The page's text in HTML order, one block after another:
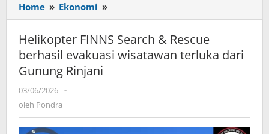
Home » Ekonomi »
FINNS
Search
&
Rescue
dari
Helikopter FINNS Search & Rescue
berhasil evakuasi wisatawan terluka dari
Gunung Rinjani
03/06/2026 oleh
-
oleh Pondra